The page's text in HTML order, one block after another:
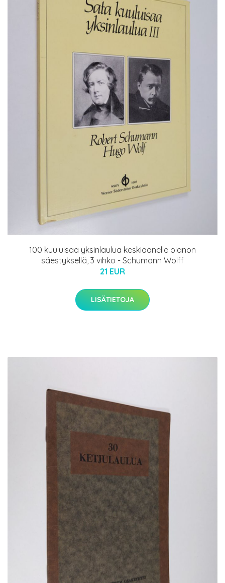
100 kuuluisaa yksinlaulua keskiäänelle pianon
säestyksellä, 3 vihko - Schumann Wolff
21 EUR
LISÄTIETOJA